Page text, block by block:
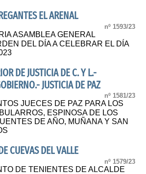
EL ARENAL
nº 1593/23
ASAMBLEA GENERAL
DEL DÍA A CELEBRAR EL DÍA
DE JUSTICIA DE C. Y L.-
JUSTICIA DE PAZ
nº 1581/23
JUECES DE PAZ PARA LOS
ESPINOSA DE LOS
DE AÑO, MUÑANA Y SAN
CUEVAS DEL VALLE
nº 1579/23
DE TENIENTES DE ALCALDE